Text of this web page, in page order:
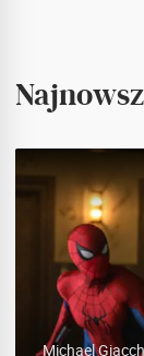
Michael